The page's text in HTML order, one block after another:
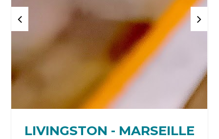
LIVINGSTON - MARSEILLE